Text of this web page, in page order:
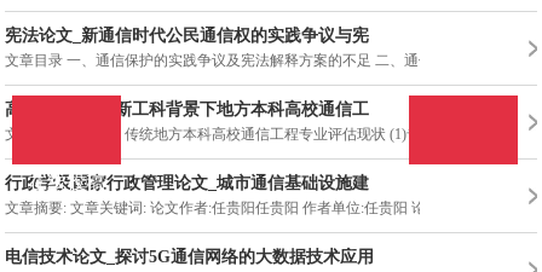
宪法论文_新通信时代公民通信权的实践争议与宪
文章目录 一、通信保护的实践争议及宪法解释方案的不足 二、通信
高等教育论文_新工科背景下地方本科高校通信工
文章目录 0 引 言 1 传统地方本科高校通信工程专业评估现状 (1)专业
行政学及国家行政管理论文_城市通信基础设施建
文章摘要: 文章关键词: 论文作者:任贵阳任贵阳 作者单位:任贵阳 论
电信技术论文_探讨5G通信网络的大数据技术应用
在线投稿